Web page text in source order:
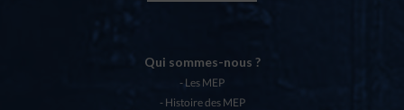
Qui sommes-nous ?
Les MEP
Histoire des MEP